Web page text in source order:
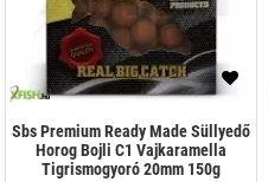
Sbs Premium Ready Made Süllyedő
Horog Bojli C1 Vajkaramella
Tigrismogyoró 20mm 150g